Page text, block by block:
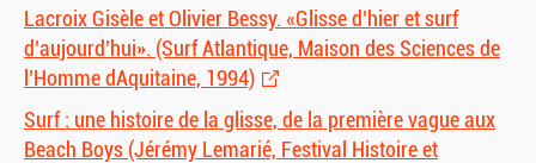
Lacroix Gisèle et Olivier Bessy. «Glisse d’hier et surf
d’aujourd’hui». (Surf Atlantique, Maison des Sciences de
l’Homme dAquitaine, 1994)
Surf : une histoire de la glisse, de la première vague aux
Beach Boys (Jérémy Lemarié, Festival Histoire et